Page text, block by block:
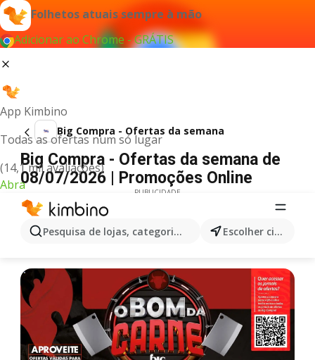
Folhetos atuais sempre à mão
Adicionar ao Chrome - GRÁTIS
App Kimbino
Todas as ofertas num só lugar
(14,1 mil avaliações)
Abra
Pesquisa de lojas, categorias,produtos... Escolher cidade
Big Compra - Ofertas da semana
Big Compra - Ofertas da semana de
08/07/2026 | Promoções Online
PUBLICIDADE